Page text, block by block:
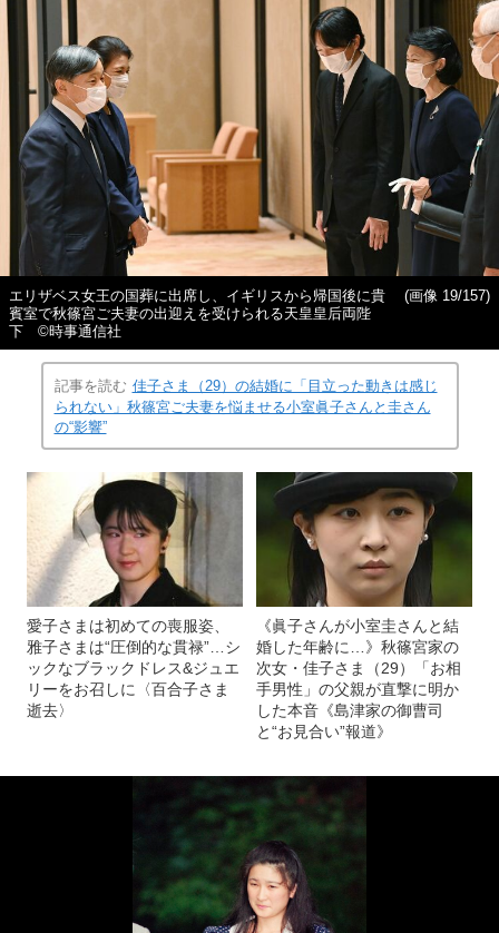
エリザベス女王の国葬に出席し、イギリスから帰国後に貴
賓室で秋篠宮ご夫妻の出迎えを受けられる天皇皇后両陛
下 ©時事通信社
(画像 19/157)
記事を読む 佳子さま（29）の結婚に「目立った動きは感じ
られない」秋篠宮ご夫妻を悩ませる小室眞子さんと圭さん
の“影響”
愛子さまは初めての喪服姿、
雅子さまは“圧倒的な貫禄”…シ
ックなブラックドレス&ジュエ
リーをお召しに〈百合子さま
逝去〉
《眞子さんが小室圭さんと結
婚した年齢に…》秋篠宮家の
次女・佳子さま（29）「お相
手男性」の父親が直撃に明か
した本音《島津家の御曹司
と“お見合い”報道》